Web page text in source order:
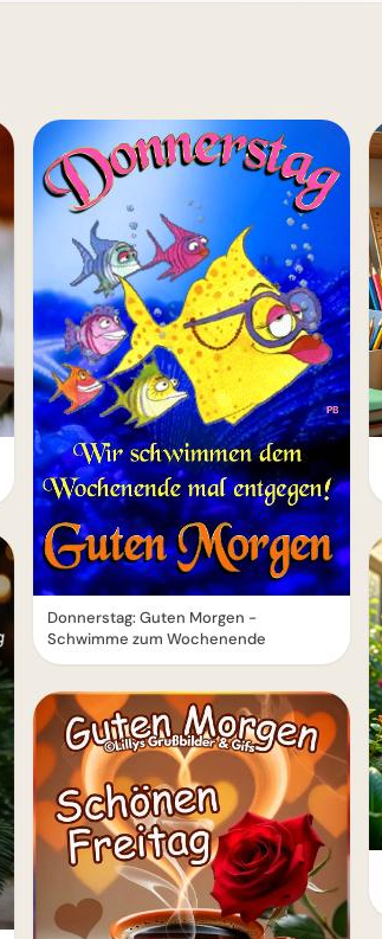
Donnerstag: Guten Morgen -
Schwimme zum Wochenende